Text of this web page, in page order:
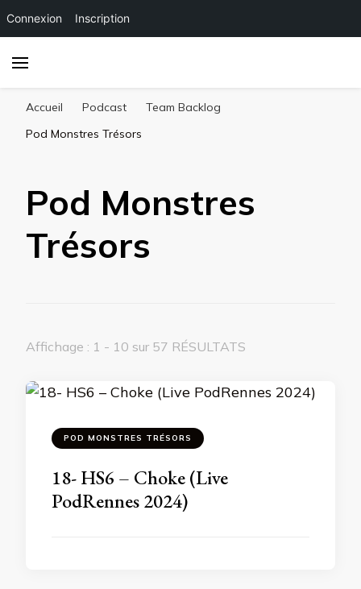
Connexion Inscription
Accueil Podcast
Team Backlog
Pod Monstres Trésors
Pod Monstres
Trésors
Affichage : 1 - 10 sur 57 RÉSULTATS
POD MONSTRES TRÉSORS
18- HS6 – Choke (Live
PodRennes 2024)